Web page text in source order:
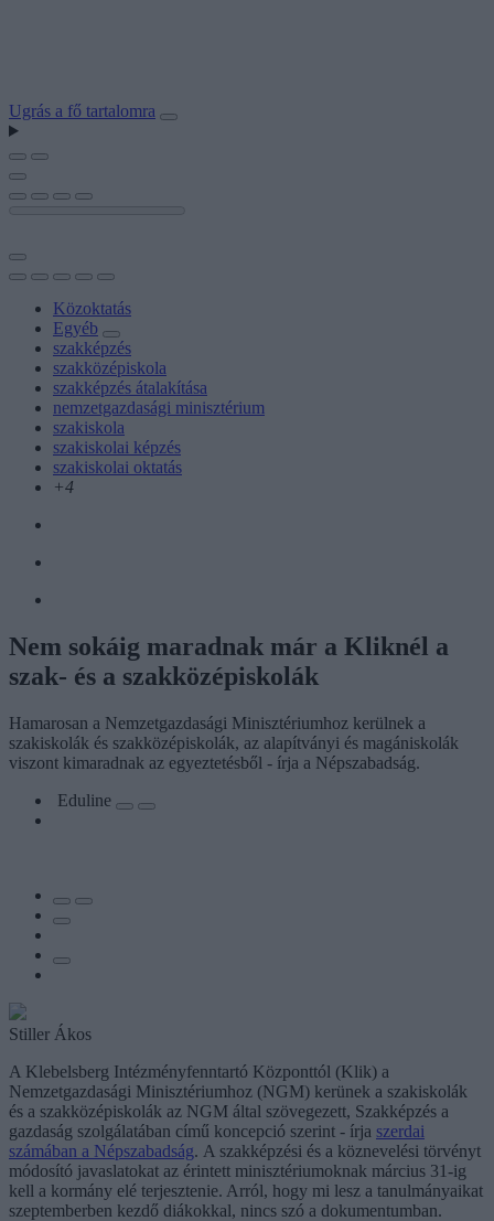
Ugrás a fő tartalomra
Közoktatás
Egyéb
szakképzés
szakközépiskola
szakképzés átalakítása
nemzetgazdasági minisztérium
szakiskola
szakiskolai képzés
szakiskolai oktatás
+4
Nem sokáig maradnak már a Kliknél a
szak- és a szakközépiskolák
Hamarosan a Nemzetgazdasági Minisztériumhoz kerülnek a
szakiskolák és szakközépiskolák, az alapítványi és magániskolák
viszont kimaradnak az egyeztetésből - írja a Népszabadság.
Eduline
Stiller Ákos
A Klebelsberg Intézményfenntartó Központtól (Klik) a
Nemzetgazdasági Minisztériumhoz (NGM) kerünek a szakiskolák
és a szakközépiskolák az NGM által szövegezett, Szakképzés a
gazdaság szolgálatában című koncepció szerint - írja szerdai
számában a Népszabadság. A szakképzési és a köznevelési törvényt
módosító javaslatokat az érintett minisztériumoknak március 31-ig
kell a kormány elé terjesztenie. Arról, hogy mi lesz a tanulmányaikat
szeptemberben kezdő diákokkal, nincs szó a dokumentumban.